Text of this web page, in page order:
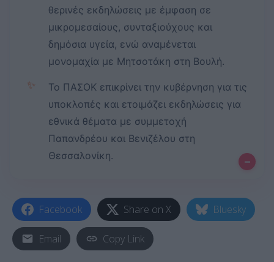
θερινές εκδηλώσεις με έμφαση σε
μικρομεσαίους, συνταξιούχους και
δημόσια υγεία, ενώ αναμένεται
μονομαχία με Μητσοτάκη στη Βουλή.
✨
Το ΠΑΣΟΚ επικρίνει την κυβέρνηση για τις
υποκλοπές και ετοιμάζει εκδηλώσεις για
εθνικά θέματα με συμμετοχή
Παπανδρέου και Βενιζέλου στη
Θεσσαλονίκη.
–
Facebook Share on X Bluesky
Email Copy Link